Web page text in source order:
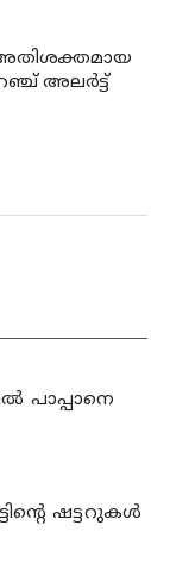
അലര്‍ട്ട്
പാപ്പാനെ
ഷട്ടറുകള്‍